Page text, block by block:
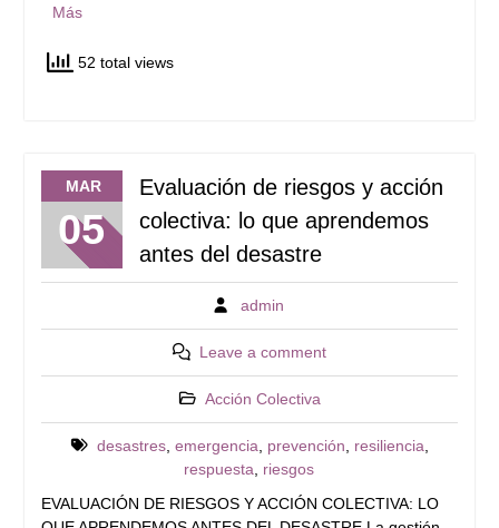
Más
52 total views
MAR
05
Evaluación de riesgos y acción
colectiva: lo que aprendemos
antes del desastre
admin
Leave a comment
Acción Colectiva
desastres, emergencia prevención resiliencia
respuesta
riesgos
EVALUACIÓN DE RIESGOS Y ACCIÓN COLECTIVA: LO